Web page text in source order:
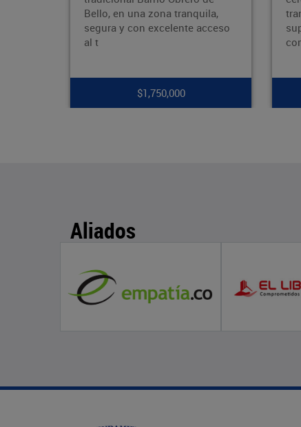
transporte público,
supermercados, colegios y
$1,100,000
Aliados